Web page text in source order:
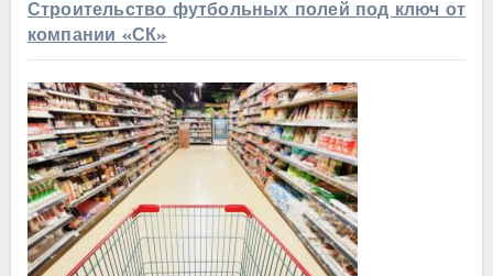
Строительство футбольных полей под ключ от
компании «СК»